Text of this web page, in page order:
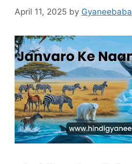
April 11, 2025 by Gyaneebaba